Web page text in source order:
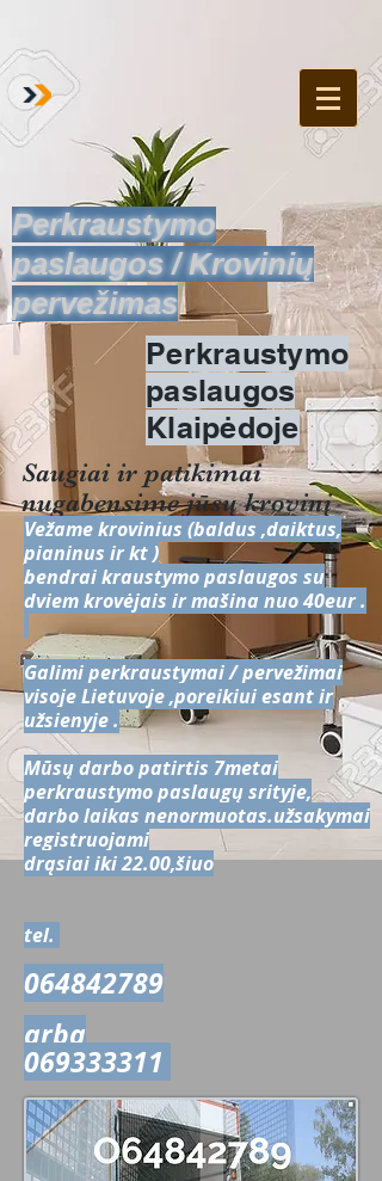
Perkraustymo
paslaugos / Krovinių
pervežimas
Perkraustymo
paslaugos
Klaipėdoje
Saugiai ir patikimai
nugabensime jūsų krovinį
Vežame krovinius (baldus ,daiktus,
pianinus ir kt )
bendrai kraustymo paslaugos su
dviem krovėjais ir mašina nuo 40eur .
Galimi perkraustymai / pervežimai
visoje Lietuvoje ,poreikiui esant ir
užsienyje .
Mūsų darbo patirtis 7metai
perkraustymo paslaugų srityje,
darbo laikas nenormuotas.užsakymai
registruojami
drąsiai iki 22.00,šiuo
tel.
064842789
arba
069333311